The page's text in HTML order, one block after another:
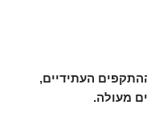
העתידיים,
מעולה.